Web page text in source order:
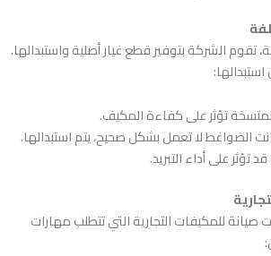
الشركة بتوفير قطع غيار أصلية واستبدالها.
المتسخة تؤثر على كفاءة المكيف.
الضواغط لا تعمل بشكل صحيح، يتم استبدالها.
تؤثر على أداء التبريد.
للمكيفات التجارية التي تتطلب مهارات